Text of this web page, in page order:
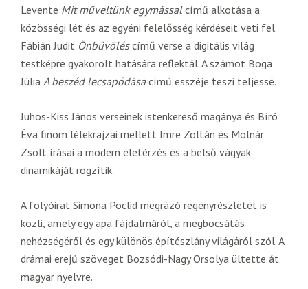
Levente Mit műveltünk egymássalcímű alkotása a
közösségi lét és az egyéni felelősség kérdéseit veti fel.
Fábián Judit Önbűvöléscímű verse a digitális világ
testképre gyakorolt hatására reflektál. A számot Boga
Júlia A beszéd lecsapódásacímű esszéje teszi teljessé.
Juhos-Kiss János verseinek istenkereső magánya és Bíró
Éva finom lélekrajzai mellett Imre Zoltán és Molnár
Zsolt írásai a modern életérzés és a belső vágyak
dinamikáját rögzítik.
A folyóirat Simona Poclid megrázó regényrészletét is
közli, amely egy apa fájdalmáról, a megbocsátás
nehézségéről és egy különös építészlány világáról szól. A
drámai erejű szöveget Bozsódi-Nagy Orsolya ültette át
magyar nyelvre.